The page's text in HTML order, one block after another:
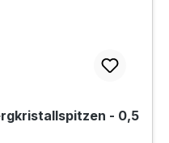
- 0,5